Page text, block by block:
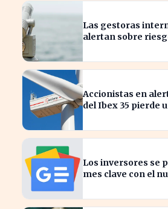
Las gestoras
alertan sobre
Accionistas en
del Ibex 35 pierde
Los inversores se
mes clave con el